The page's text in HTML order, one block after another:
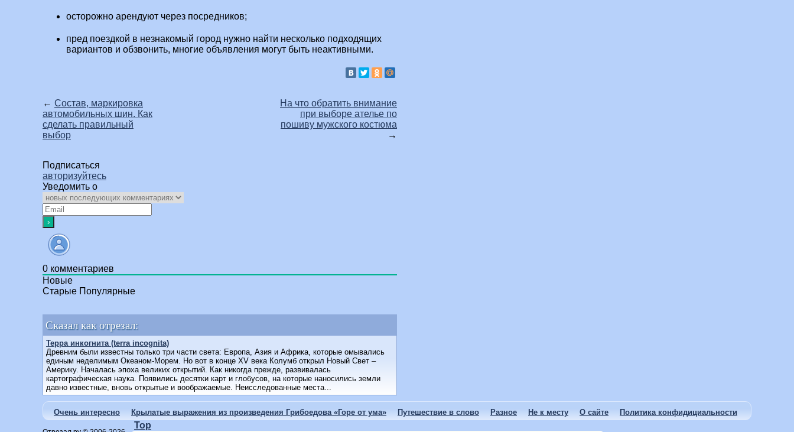
осторожно арендуют через посредников;
пред поездкой в незнакомый город нужно найти несколько подходящих
вариантов и обзвонить, многие объявления могут быть неактивными.
← Состав, маркировка
автомобильных шин. Как
сделать правильный
выбор
На что обратить внимание
при выборе ателье по
пошиву мужского костюма
→
Подписаться
авторизуйтесь
Уведомить о
0 комментариев
Новые
Старые Популярные
Сказал как отрезал:
Терра инкогнита (terra incognita)
Древним были известны только три части света: Европа, Азия и Африка, которые омывались
единым неделимым Океаном-Морем. Но вот в конце XV века Колумб открыл Новый Свет –
Америку. Началась эпоха великих открытий. Как никогда прежде, развивалась
картографическая наука. Появились десятки карт и глобусов, на которые наносились земли
давно известные, вновь открытые и воображаемые. Неисследованные места...
Очень интересно Крылатые выражения из произведения Грибоедова «Горе от ума» Путешествие в слово Разное Не к месту О сайте Политика конфидициальности
Top